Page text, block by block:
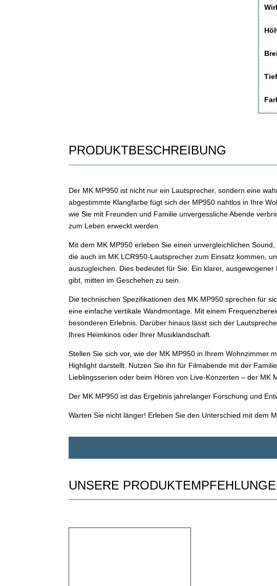
PRODUKTBESCHREIBUNG
Der MK MP950 ist nicht nur ein Lautsprecher, sondern eine
abgestimmte Klangfarbe fügt sich der MP950 nahtlos in Ihre
wie Sie mit Freunden und Familie unvergessliche Abende
zum Leben erweckt werden.
Mit dem MK MP950 erleben Sie einen unvergleichlichen
die auch im MK LCR950-Lautsprecher zum Einsatz kommen,
auszugleichen. Dies bedeutet für Sie: Ein klarer,
gibt, mitten im Geschehen zu sein.
Die technischen Spezifikationen des MK MP950 sprechen für
eine einfache vertikale Wandmontage. Mit einem
besonderen Erlebnis. Darüber hinaus lässt sich der
Ihres Heimkinos oder Ihrer Musiklandschaft.
Stellen Sie sich vor, wie der MK MP950 in Ihrem Wohnzimmer
Highlight darstellt. Nutzen Sie ihn für Filmabende mit der
Lieblingsserien oder beim Hören von Live-Konzerten – der MK
Der MK MP950 ist das Ergebnis jahrelanger Forschung und
Warten Sie nicht länger! Erleben Sie den Unterschied mit dem
UNSERE